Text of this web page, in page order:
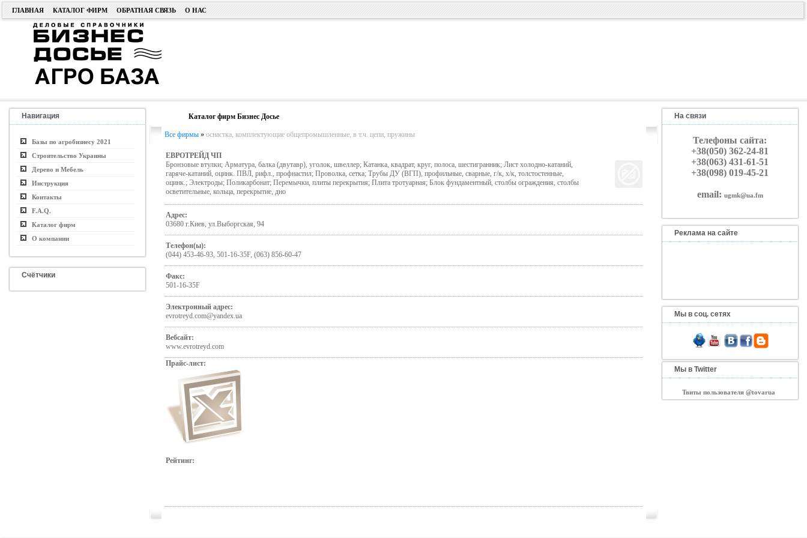
ГЛАВНАЯ КАТАЛОГ ФИРМ ОБРАТНАЯ СВЯЗЬ О НАС
Навигация
Базы по агробизнесу 2021
Строительство Украины
Дерево и Мебель
Инструкция
Контакты
F.A.Q.
Каталог фирм
О компании
Счётчики
Каталог фирм Бизнес Досье
Все фирмы» оснастка, комплектующие общепромышленные, в т.ч. цепи, пружины
ЕВРОТРЕЙД ЧП
Бронзовые втулки; Арматура, балка (двутавр), уголок, швеллер; Катанка, квадрат, круг, полоса, шестигранник; Лист холодно-катаний,
гаряче-катаний, оцинк. ПВЛ, рифл., профнастил; Проволка, сетка; Трубы ДУ (ВГП), профильные, сварные, г/к, х/к, толстостенные,
оцинк.; Электроды; Поликарбонат; Перемычки, плиты перекрытия; Плита тротуарная; Блок фундаментный, столбы ограждения, столбы
осветительные, кольца, перекрытие, дно
Адрес:
03680 г.Киев, ул.Выборгская, 94
Телефон(ы):
(044) 453-46-93, 501-16-35F, (063) 856-60-47
Факс:
501-16-35F
Электронный адрес:
evrotreyd.com@yandex.ua
Вебсайт:
www.evrotreyd.com
Прайс-лист:
Рейтинг:
На связи
Телефоны сайта:
+38(050) 362-24-81
+38(063) 431-61-51
+38(098) 019-45-21
email: ugmk@ua.fm
Реклама на сайте
Мы в соц. сетях
Мы в Twitter
Твиты пользователя @tovarua